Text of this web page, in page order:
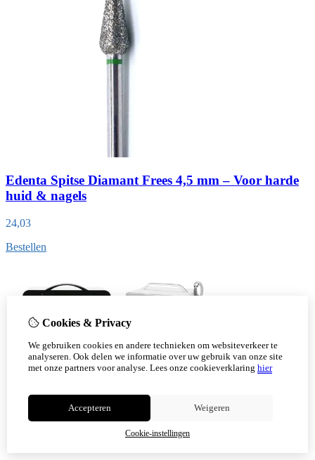
Edenta Spitse Diamant Frees 4,5 mm – Voor harde
huid & nagels
24,03
Bestellen
Cookies & Privacy
We gebruiken cookies en andere technieken om websiteverkeer te
analyseren. Ook delen we informatie over uw gebruik van onze site
met onze partners voor analyse. Lees onze cookieverklaring hier
Accepteren Weigeren
Cookie-instellingen